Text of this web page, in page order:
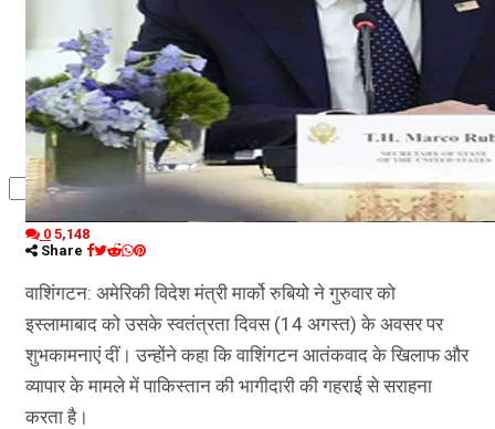
कृषि
धर्म
विज्ञान तकनीकी
0 5,148
Share
वाशिंगटन: अमेरिकी विदेश मंत्री मार्को रुबियो ने गुरुवार को
इस्लामाबाद को उसके स्वतंत्रता दिवस (14 अगस्त) के अवसर पर
शुभकामनाएं दीं। उन्होंने कहा कि वाशिंगटन आतंकवाद के खिलाफ और
व्यापार के मामले में पाकिस्तान की भागीदारी की गहराई से सराहना
करता है।